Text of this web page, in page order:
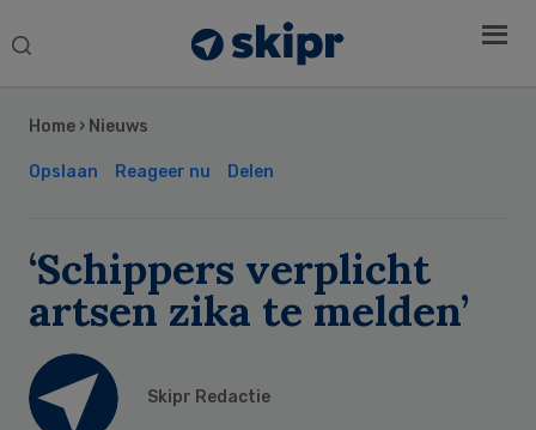
Search
Home › Nieuws
Opslaan Reageer nu Delen
‘Schippers verplicht
artsen zika te melden’
Skipr Redactie
Sidebar